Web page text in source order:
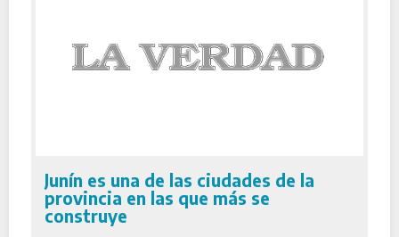
Junín es una de las ciudades de la
provincia en las que más se
construye